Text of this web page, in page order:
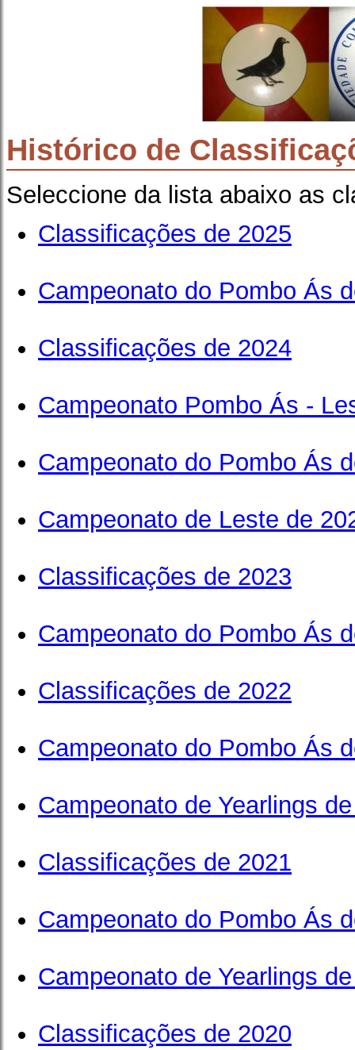
Histórico de
Seleccione da lista abaixo as
Classificações de 2025
Campeonato do Pombo Ás
Classificações de 2024
Campeonato Pombo Ás -
Campeonato do Pombo Ás
Campeonato de Leste de
Classificações de 2023
Campeonato do Pombo Ás
Classificações de 2022
Campeonato do Pombo Ás
Campeonato de Yearlings
Classificações de 2021
Campeonato do Pombo Ás
Campeonato de Yearlings
Classificações de 2020